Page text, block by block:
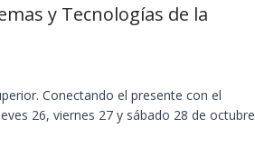
y Tecnologías de la
Conectando el presente con el
26, viernes 27 y sábado 28 de octubre